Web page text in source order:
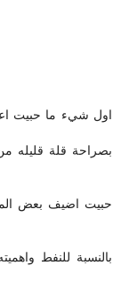
اول شيء ما حبيت
بصراحة قلة قليله من
حبيت اضيف بعض
بالنسبة للنفط